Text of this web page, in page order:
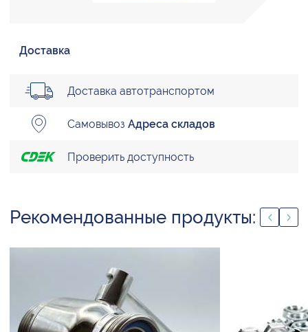
Доставка
Доставка автотранспортом
Самовывоз Адреса складов
Проверить доступность
Рекомендованные продукты: